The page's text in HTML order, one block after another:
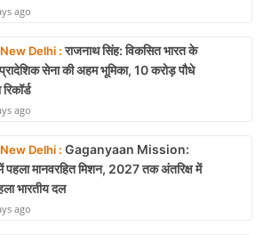
ago
Delhi :राजनाथ सिंह: विकसित भारत के
सेना की अहम भूमिका, 10 करोड़ पौधे
ago
Delhi : Gaganyaan Mission:
मानवरहित मिशन, 2027 तक अंतरिक्ष में
भारतीय दल
ago